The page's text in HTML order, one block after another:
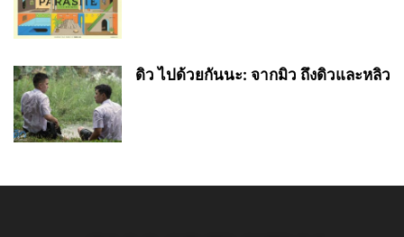
ดิว ไปด้วยกันนะ: จากมิว ถึงดิวและหลิว